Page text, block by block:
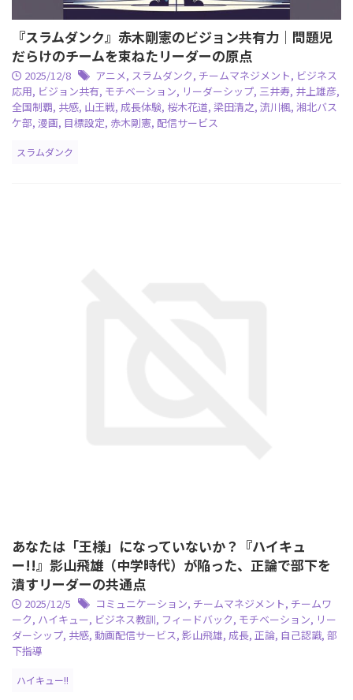
『スラムダンク』赤木剛憲のビジョン共有力｜問題児
だらけのチームを束ねたリーダーの原点
2025/12/8 アニメ, スラムダンク, チームマネジメント, ビジネス
応用, ビジョン共有, モチベーション, リーダーシップ, 三井寿, 井上雄彦,
全国制覇, 共感, 山王戦, 成長体験, 桜木花道, 梁田清之, 流川楓, 湘北バス
ケ部, 漫画, 目標設定, 赤木剛憲, 配信サービス
スラムダンク
あなたは「王様」になっていないか？『ハイキュ
ー!!』影山飛雄（中学時代）が陥った、正論で部下を
潰すリーダーの共通点
2025/12/5 コミュニケーション, チームマネジメント, チームワ
ーク, ハイキュー, ビジネス教訓, フィードバック, モチベーション, リー
ダーシップ, 共感, 動画配信サービス, 影山飛雄, 成長, 正論, 自己認識, 部
下指導
ハイキュー!!